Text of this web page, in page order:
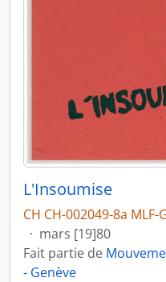
L'Insoumise
CH CH-002049-8a MLF-
· mars [19]80
Fait partie de
- Genève